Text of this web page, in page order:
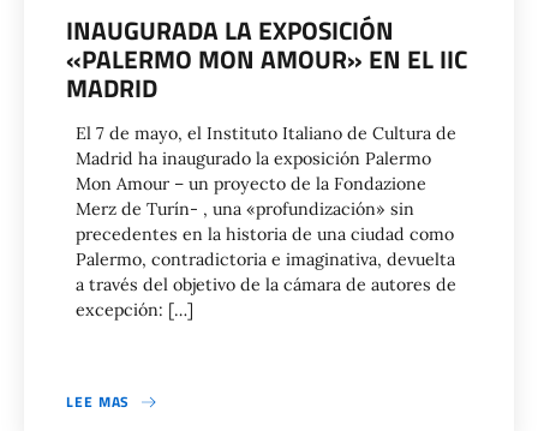
INAUGURADA LA EXPOSICIÓN
«PALERMO MON AMOUR» EN EL IIC
MADRID
El 7 de mayo, el Instituto Italiano de Cultura de
Madrid ha inaugurado la exposición Palermo
Mon Amour – un proyecto de la Fondazione
Merz de Turín- , una «profundización» sin
precedentes en la historia de una ciudad como
Palermo, contradictoria e imaginativa, devuelta
a través del objetivo de la cámara de autores de
excepción: […]
LEE MAS